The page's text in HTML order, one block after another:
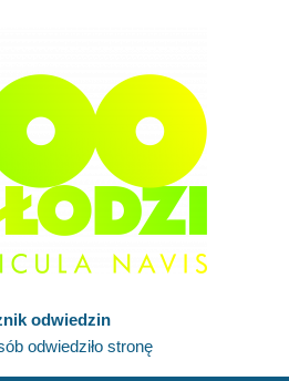
odwiedzin
odwiedziło stronę